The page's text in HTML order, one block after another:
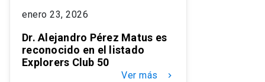
enero 23, 2026
Dr. Alejandro Pérez Matus es
reconocido en el listado
Explorers Club 50
Ver más keyboard_arrow_right